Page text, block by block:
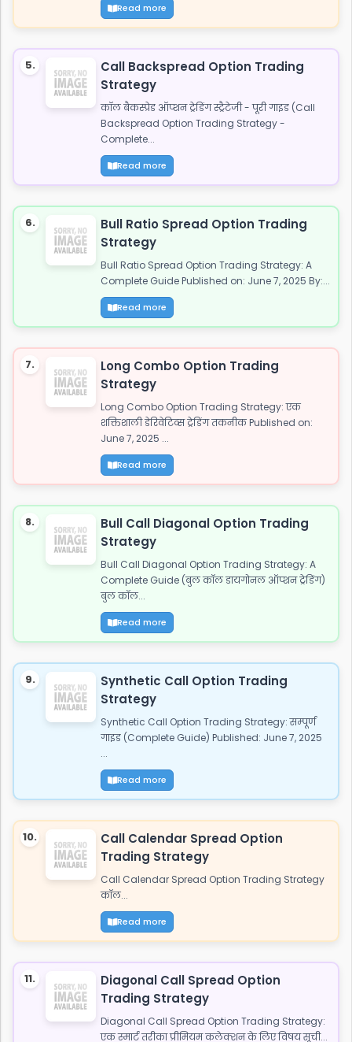
Read more
5.
Call Backspread Option Trading
Strategy
कॉल बैकस्प्रेड ऑप्शन ट्रेडिंग स्ट्रैटेजी - पूरी गाइड (Call
Backspread Option Trading Strategy -
Complete...
Read more
6.
Bull Ratio Spread Option Trading
Strategy
Bull Ratio Spread Option Trading Strategy: A
Complete Guide Published on: June 7, 2025 By:...
Read more
7.
Long Combo Option Trading
Strategy
Long Combo Option Trading Strategy: एक
शक्तिशाली डेरिवेटिव्स ट्रेडिंग तकनीक Published on:
June 7, 2025 ...
Read more
8.
Bull Call Diagonal Option Trading
Strategy
Bull Call Diagonal Option Trading Strategy: A
Complete Guide (बुल कॉल डायगोनल ऑप्शन ट्रेडिंग)
बुल कॉल...
Read more
9.
Synthetic Call Option Trading
Strategy
Synthetic Call Option Trading Strategy: सम्पूर्ण
गाइड (Complete Guide) Published: June 7, 2025
...
Read more
10.
Call Calendar Spread Option
Trading Strategy
Call Calendar Spread Option Trading Strategy
कॉल...
Read more
11.
Diagonal Call Spread Option
Trading Strategy
Diagonal Call Spread Option Trading Strategy:
एक स्मार्ट तरीका प्रीमियम कलेक्शन के लिए विषय सूची...